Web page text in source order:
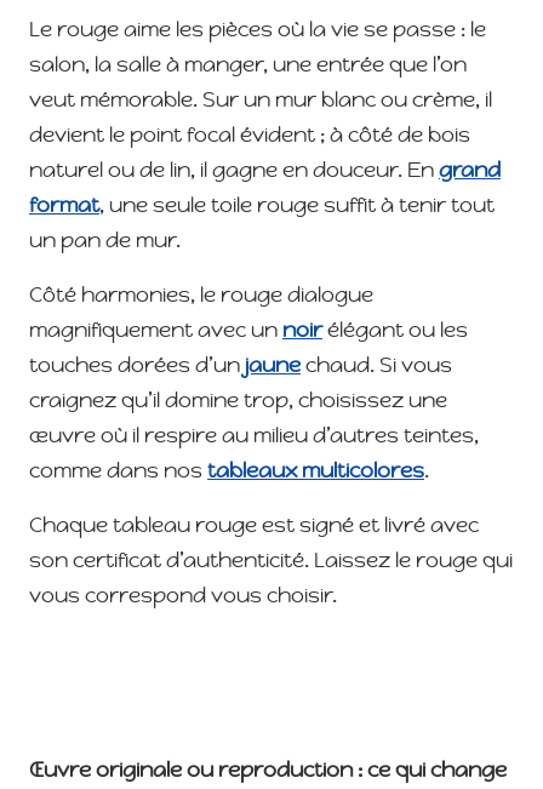
Le rouge aime les pièces où la vie se passe : le
salon, la salle à manger, une entrée que l’on
veut mémorable. Sur un mur blanc ou crème, il
devient le point focal évident ; à côté de bois
naturel ou de lin, il gagne en douceur. Engrand
format, une seule toile rouge suffit à tenir tout
un pan de mur.
Côté harmonies, le rouge dialogue
magnifiquement avec un noirélégant ou les
touches dorées d’un jaunechaud. Si vous
craignez qu’il domine trop, choisissez une
œuvre où il respire au milieu d’autres teintes,
comme dans nos tableaux multicolores.
Chaque tableau rouge est signé et livré avec
son certificat d’authenticité. Laissez le rouge qui
vous correspond vous choisir.
Œuvre originale ou reproduction : ce qui change